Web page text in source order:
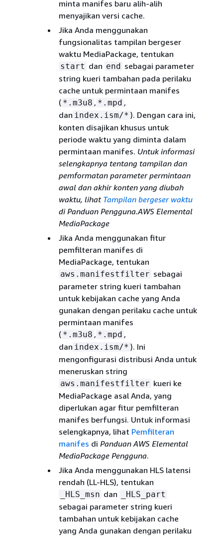
minta manifes baru alih-alih
menyajikan versi cache.
Jika Anda menggunakan
fungsionalitas tampilan bergeser
waktu MediaPackage, tentukan
start dan end sebagai parameter
string kueri tambahan pada perilaku
cache untuk permintaan manifes
( *.m3u8 , *.mpd ,
dan index.ism/* ). Dengan cara ini,
konten disajikan khusus untuk
periode waktu yang diminta dalam
permintaan manifes. Untuk informasi
selengkapnya tentang tampilan dan
pemformatan parameter permintaan
awal dan akhir konten yang diubah
waktu, lihat Tampilan bergeser waktu
di Panduan Pengguna.AWS Elemental
MediaPackage
Jika Anda menggunakan fitur
pemfilteran manifes di
MediaPackage, tentukan
aws.manifestfilter sebagai
parameter string kueri tambahan
untuk kebijakan cache yang Anda
gunakan dengan perilaku cache untuk
permintaan manifes
( *.m3u8 , *.mpd ,
dan index.ism/* ). Ini
mengonfigurasi distribusi Anda untuk
meneruskan string
aws.manifestfilter kueri ke
MediaPackage asal Anda, yang
diperlukan agar fitur pemfilteran
manifes berfungsi. Untuk informasi
selengkapnya, lihat Pemfilteran
manifes di Panduan AWS Elemental
MediaPackage Pengguna.
Jika Anda menggunakan HLS latensi
rendah (LL-HLS), tentukan
_HLS_msn dan _HLS_part
sebagai parameter string kueri
tambahan untuk kebijakan cache
yang Anda gunakan dengan perilaku